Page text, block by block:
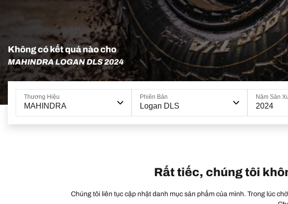
Không có kết quả nào cho
MAHINDRA LOGAN DLS 2024
Thương Hiệu
MAHINDRA
Phiên Bản
Logan DLS
Năm Sản
2024
Rất tiếc, chúng tôi
Chúng tôi liên tục cập nhật danh mục sản phẩm của mình. Trong lúc